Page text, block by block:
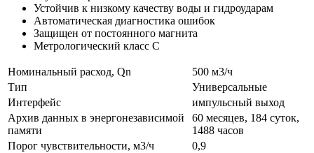
Устойчив к низкому качеству воды и гидроударам
Автоматическая диагностика ошибок
Защищен от постоянного магнита
Метрологический класс С
Номинальный расход, Qn
500 м3/ч
Тип
Универсальные
Интерфейс
импульсный выход
Архив данных в энергонезависимой
памяти
60 месяцев, 184 суток,
1488 часов
Порог чувствительности, м3/ч
0,9